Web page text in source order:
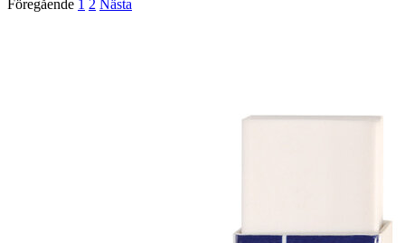
Föregående 1 2 Nästa